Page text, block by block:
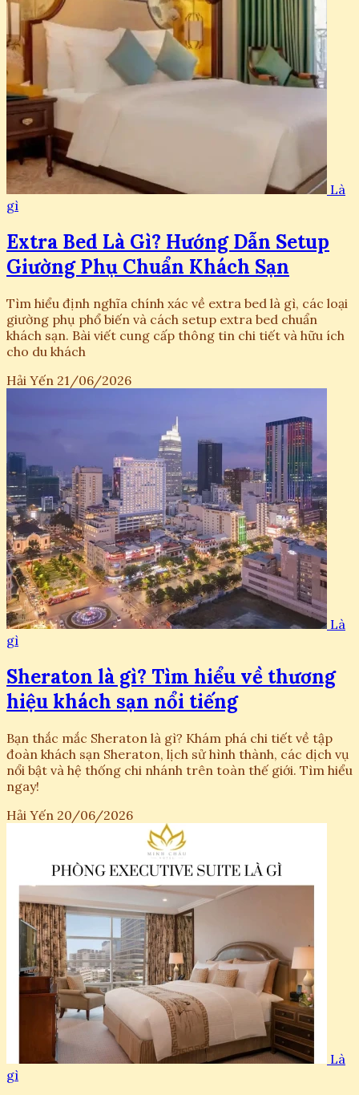
Là
gì
Extra Bed Là Gì? Hướng Dẫn Setup
Giường Phụ Chuẩn Khách Sạn
Tìm hiểu định nghĩa chính xác về extra bed là gì, các loại
giường phụ phổ biến và cách setup extra bed chuẩn
khách sạn. Bài viết cung cấp thông tin chi tiết và hữu ích
cho du khách
Hải Yến 21/06/2026
Là
gì
Sheraton là gì? Tìm hiểu về thương
hiệu khách sạn nổi tiếng
Bạn thắc mắc Sheraton là gì? Khám phá chi tiết về tập
đoàn khách sạn Sheraton, lịch sử hình thành, các dịch vụ
nổi bật và hệ thống chi nhánh trên toàn thế giới. Tìm hiểu
ngay!
Hải Yến 20/06/2026
Là
gì